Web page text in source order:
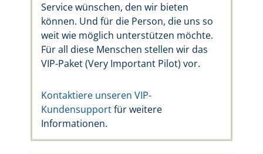
Service wünschen, den wir bieten
können. Und für die Person, die uns so
weit wie möglich unterstützen möchte.
Für all diese Menschen stellen wir das
VIP-Paket (Very Important Pilot) vor.
Kontaktiere unseren VIP-
Kundensupportfür weitere
Informationen.